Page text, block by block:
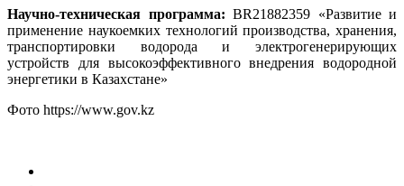
Научно-техническая программа: BR21882359 «Развитие и
применение наукоемких технологий производства, хранения,
транспортировки водорода и электрогенерирующих
устройств для высокоэффективного внедрения водородной
энергетики в Казахстане»
Фото https://www.gov.kz